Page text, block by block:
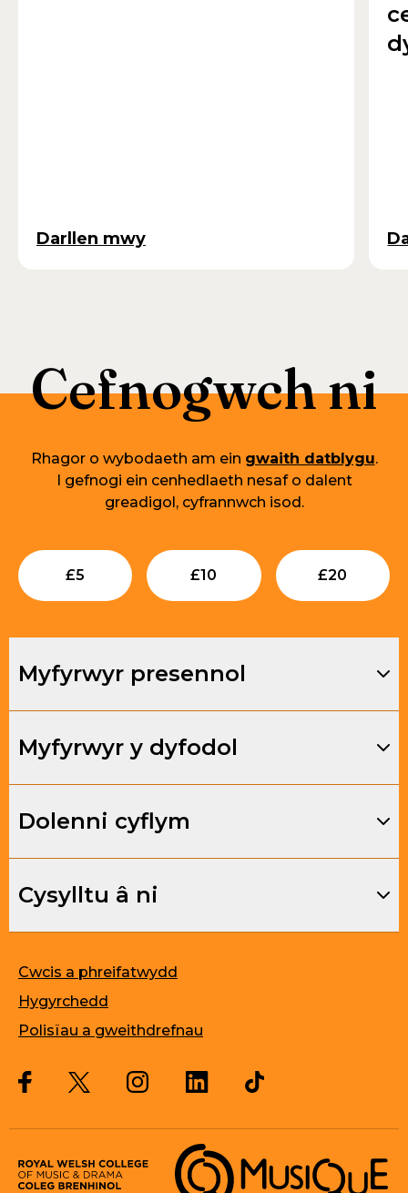
Darllen mwy
Cefnogwch ni
Rhagor o wybodaeth am ein gwaith datblygu.
I gefnogi ein cenhedlaeth nesaf o dalent
greadigol, cyfrannwch isod.
£5
Submit
£10
Submit
£20
Myfyrwyr presennol
Myfyrwyr y dyfodol
Dolenni cyflym
Cysylltu â ni
Cwcis a phreifatwydd
Hygyrchedd
Polisïau a gweithdrefnau
Musique, Music Quality